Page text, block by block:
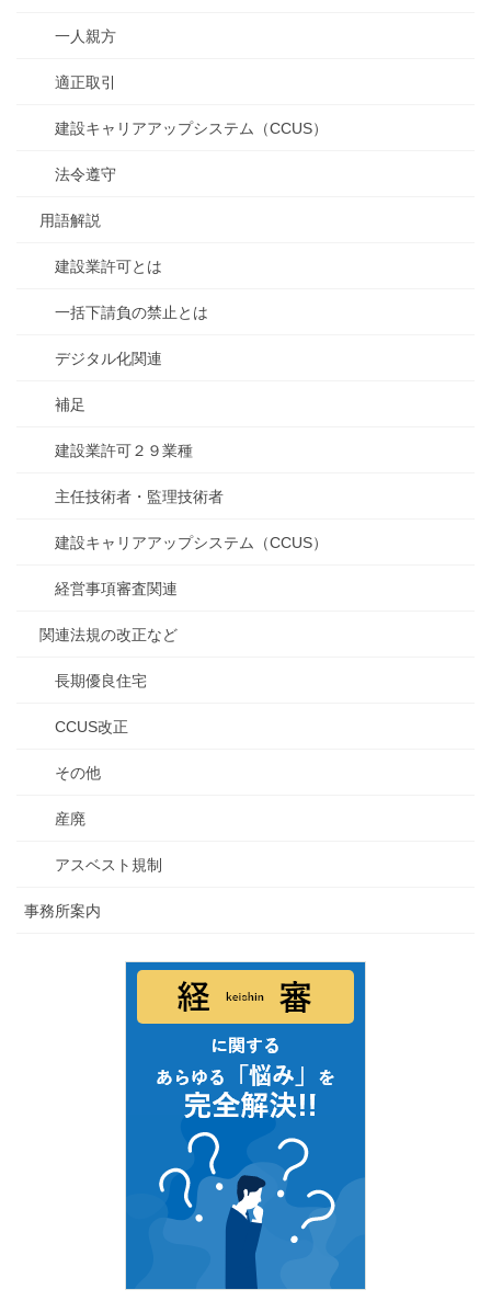
一人親方
適正取引
建設キャリアアップシステム（CCUS）
法令遵守
用語解説
建設業許可とは
一括下請負の禁止とは
デジタル化関連
補足
建設業許可２９業種
主任技術者・監理技術者
建設キャリアアップシステム（CCUS）
経営事項審査関連
関連法規の改正など
長期優良住宅
CCUS改正
その他
産廃
アスベスト規制
事務所案内